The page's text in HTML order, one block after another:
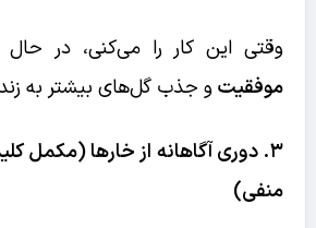
وقتی این کار را می‌کنی، در حال
موفقیت و جذب گل‌های بیشتر به
۳. دوری آگاهانه از خارها (مکمل
منفی)